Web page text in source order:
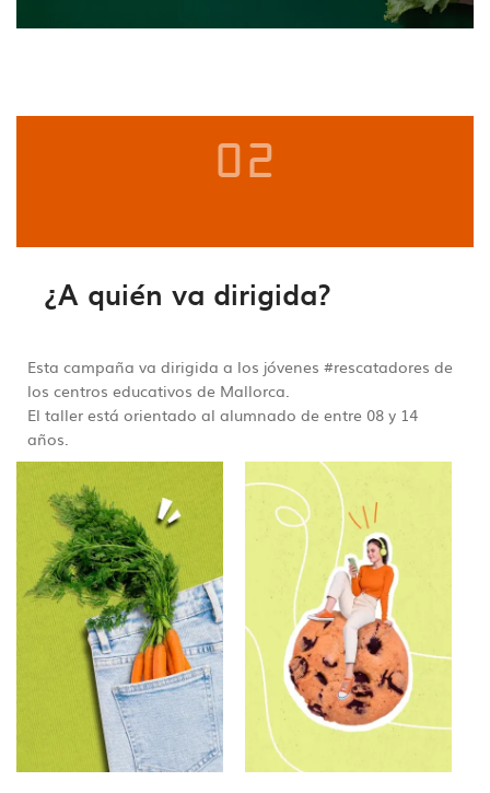
¿A quién va dirigida?
Esta campaña va dirigida a los jóvenes #rescatadores de
los centros educativos de Mallorca.
El taller está orientado al alumnado de entre 08 y 14
años.
02